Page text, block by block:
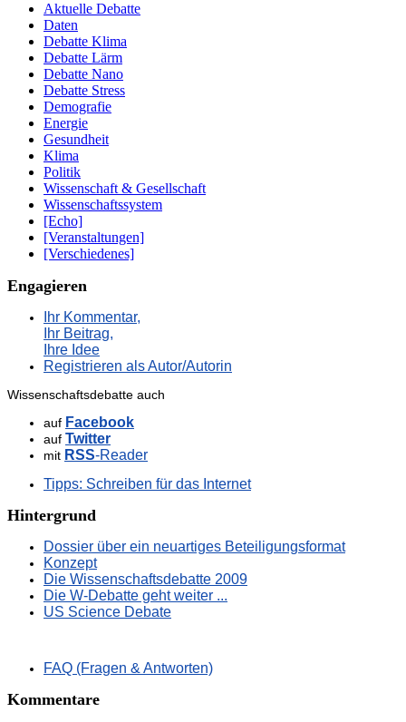
Aktuelle Debatte
Daten
Debatte Klima
Debatte Lärm
Debatte Nano
Debatte Stress
Demografie
Energie
Gesundheit
Klima
Politik
Wissenschaft & Gesellschaft
Wissenschaftssystem
[Echo]
[Veranstaltungen]
[Verschiedenes]
Engagieren
Ihr Kommentar,
Ihr Beitrag,
Ihre Idee
Registrieren als Autor/Autorin
Wissenschaftsdebatte auch
auf Facebook
auf Twitter
mit RSS-Reader
Tipps: Schreiben für das Internet
Hintergrund
Dossier über ein neuartiges Beteiligungsformat
Konzept
Die Wissenschaftsdebatte 2009
Die W-Debatte geht weiter ...
US Science Debate
FAQ (Fragen & Antworten)
Kommentare